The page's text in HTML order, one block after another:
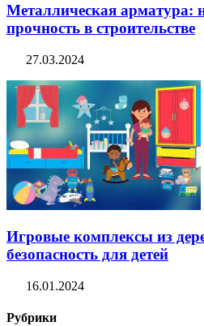
Металлическая арматура:
прочность в строительстве
27.03.2024
Игровые комплексы из
безопасность для детей
16.01.2024
Рубрики